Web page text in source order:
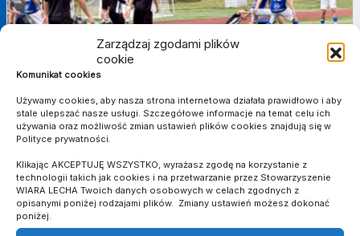
Zarządzaj zgodami plików
cookie
Komunikat cookies
Używamy cookies, aby nasza strona internetowa działała prawidłowo i aby
stale ulepszać nasze usługi. Szczegółowe informacje na temat celu ich
używania oraz możliwość zmian ustawień plików cookies znajdują się w
Polityce prywatności.
Klikając AKCEPTUJĘ WSZYSTKO, wyrażasz zgodę na korzystanie z
technologii takich jak cookies i na przetwarzanie przez Stowarzyszenie
WIARA LECHA Twoich danych osobowych w celach zgodnych z
opisanymi poniżej rodzajami plików. Zmiany ustawień możesz dokonać
poniżej.
WIARA LECHA – KORONA PIASKI 2:0